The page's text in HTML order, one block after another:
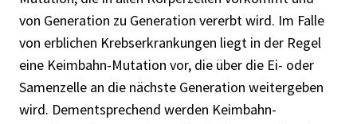
von Generation zu Generation vererbt wird. Im Falle
von erblichen Krebserkrankungen liegt in der Regel
eine Keimbahn-Mutation vor, die über die Ei- oder
Samenzelle an die nächste Generation weitergeben
wird. Dementsprechend werden Keimbahn-